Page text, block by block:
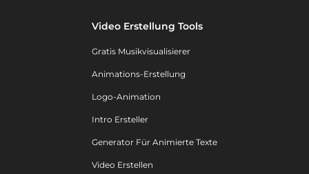
Video Erstellung Tools
Gratis Musikvisualisierer
Animations-Erstellung
Logo-Animation
Intro Ersteller
Generator Für Animierte Texte
Video Erstellen